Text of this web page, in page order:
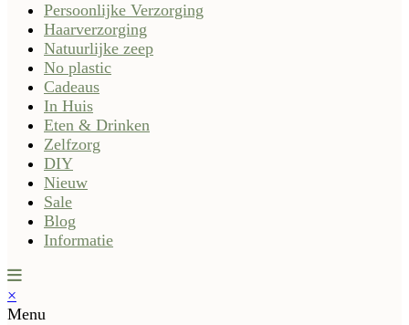
Persoonlijke Verzorging
Haarverzorging
Natuurlijke zeep
No plastic
Cadeaus
In Huis
Eten & Drinken
Zelfzorg
DIY
Nieuw
Sale
Blog
Informatie
×
Menu